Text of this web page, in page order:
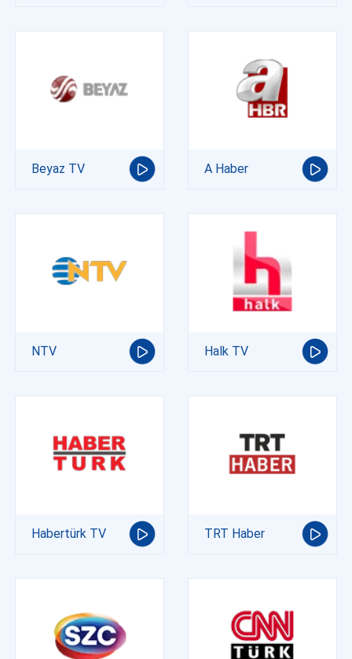
Beyaz TV A Haber
NTV Halk TV
Habertürk TV TRT Haber